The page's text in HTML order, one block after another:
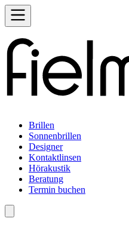
Brillen
Sonnenbrillen
Designer
Kontaktlinsen
Hörakustik
Beratung
Termin buchen